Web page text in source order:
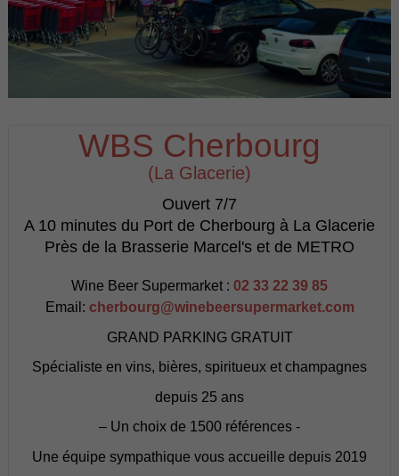
WBS Cherbourg
(La Glacerie)
Ouvert 7/7
A 10 minutes du Port de Cherbourg à La Glacerie
Près de la Brasserie Marcel's et de METRO
Wine Beer Supermarket : 02 33 22 39 85
Email: cherbourg@winebeersupermarket.com
GRAND PARKING GRATUIT
Spécialiste en vins, bières, spiritueux et champagnes
depuis 25 ans
– Un choix de 1500 références -
Une équipe sympathique vous accueille depuis 2019